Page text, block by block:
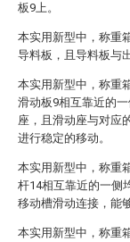
板9上。
本实用新型中，称重
导料板，且导料板与
本实用新型中，称重
滑动板9相互靠近的
座，且滑动座与对应
进行稳定的移动。
本实用新型中，称重
杆14相互靠近的一侧
移动槽滑动连接，能
本实用新型中，称重